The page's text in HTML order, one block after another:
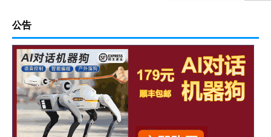
公告